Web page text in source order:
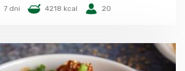
7 dni 4218 kcal 20